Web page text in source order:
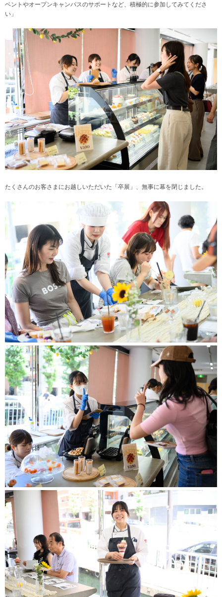
ベントやオープンキャンパスのサポートなど、積極的に参加してみてくださ
い」
たくさんのお客さまにお越しいただいた「卒展」、無事に幕を閉じました。